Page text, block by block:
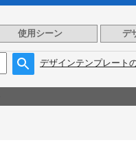
使用シーン デ
デザインテンプレート